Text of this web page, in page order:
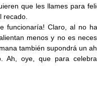
que les llames para
recado.
funcionaría! Claro, al no
menos y no es
también supondrá un
Ah, oye, que para